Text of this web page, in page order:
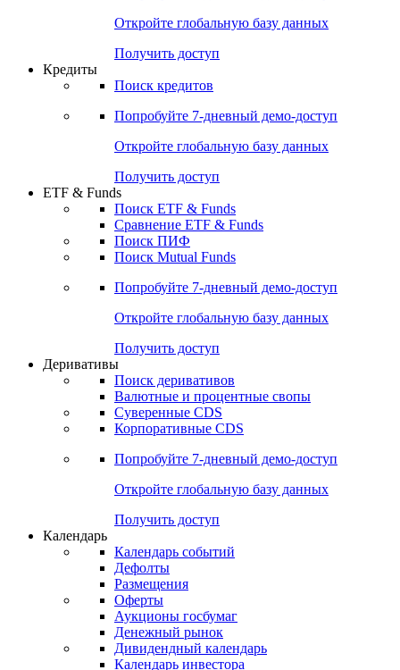
Российские IPO/SPO
Попробуйте7-дневный
Откройте глобальную базу данных
Получить доступ
Поиск кредитов
Попробуйте7-дневный
Откройте глобальную базу данных
Получить доступ
ETF & Funds
Сравнение ETF & Funds
Поиск Mutual Funds
Попробуйте7-дневный
Откройте глобальную базу данных
Получить доступ
Деривативы
Валютные и процентные свопы
Корпоративные CDS
Попробуйте7-дневный
Откройте глобальную базу данных
Получить доступ
Календарь
Календарь событий
Дефолты
Размещения
Оферты